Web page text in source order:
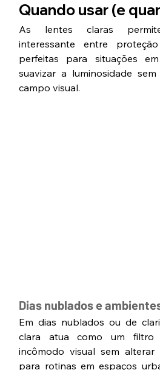
Quando usar (e
As lentes claras
interessante entre
perfeitas para situações
suavizar a luminosidade
campo visual.
Dias nublados e
Em dias nublados ou de
clara atua como um
incômodo visual sem
para rotinas em espaços